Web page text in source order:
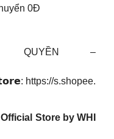
0Đ
QUYỀN –
https://s.shopee.
Store by WHI